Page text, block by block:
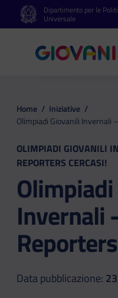
Vai al contenuto
Vai al footerDipartimento per le
Universale
Home / Iniziative /
Olimpiadi Giovanili Invernali
OLIMPIADI GIOVANILI
REPORTERS CERCASI!
Invernali
Data pubblicazione: